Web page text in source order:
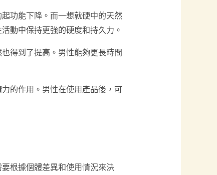
功能下降。而一想就硬中的天然
動中保持更強的硬度和持久力。
得到了提高。男性能夠更長時間
的作用。男性在使用產品後，可
根據個體差異和使用情況來決